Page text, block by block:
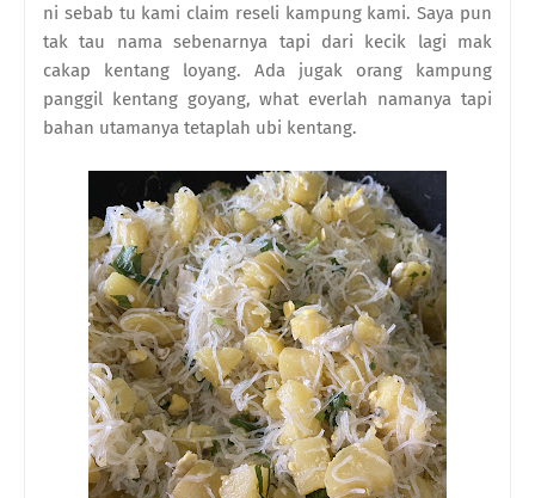
ni sebab tu kami claim reseli kampung kami. Saya pun
tak tau nama sebenarnya tapi dari kecik lagi mak
cakap kentang loyang. Ada jugak orang kampung
panggil kentang goyang, what everlah namanya tapi
bahan utamanya tetaplah ubi kentang.